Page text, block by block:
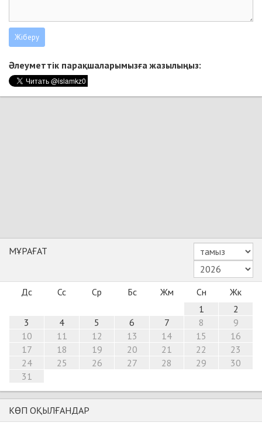
Әлеуметтік парақшаларымызға жазылыңыз:
МҰРАҒАТ
Дс Сс Ср Бс Жм Сн
Жк
1
2
3
4 5 6 7 8
9
10
11 12 13 14 15
16
17
18 19 20 21 22
23
24
25 26 27 28 29
30
31
КӨП ОҚЫЛҒАНДАР